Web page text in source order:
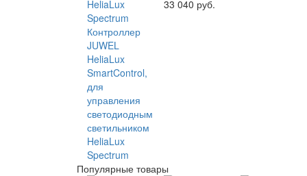
Контроллер
JUWEL
HeliaLux
SmartControl,
для
управления
светодиодным
светильником
HeliaLux
Spectrum
33 040 руб.
Популярные товары